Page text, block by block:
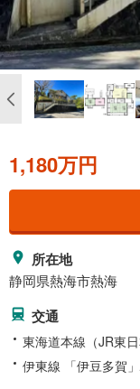
1,180万円
所在地
静岡県熱海市熱海
交通
東海道本線（JR東
伊東線 「伊豆多賀